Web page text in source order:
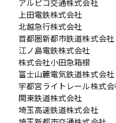
アルピコ交通株式会社
上田電鉄株式会社
北越急行株式会社
首都圏新都市鉄道株式会社
江ノ島電鉄株式会社
株式会社小田急箱根
富士山麓電気鉄道株式会社
宇都宮ライトレール株式
関東鉄道株式会社
埼玉高速鉄道株式会社